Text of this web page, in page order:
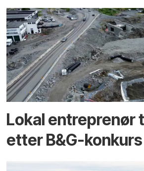
Lokal entreprenør
etter B&G-konkurs